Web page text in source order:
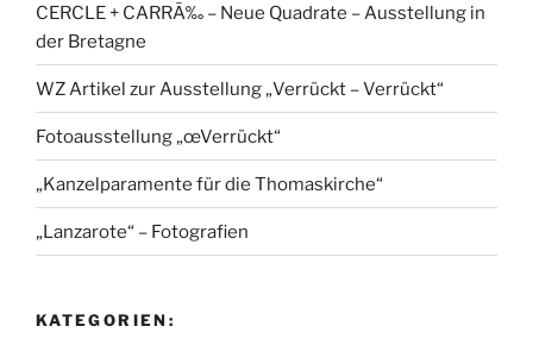
CERCLE + CARRÃ‰ – Neue Quadrate – Ausstellung in
der Bretagne
WZ Artikel zur Ausstellung „Verrückt – Verrückt“
Fotoausstellung „œVerrückt“
„Kanzelparamente für die Thomaskirche“
„Lanzarote“ – Fotografien
KATEGORIEN: